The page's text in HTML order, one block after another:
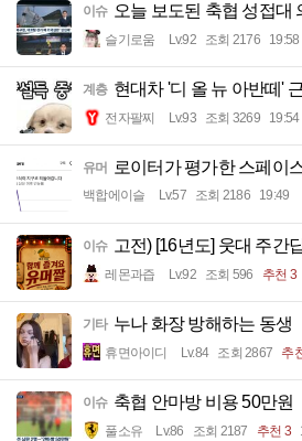
이슈 오늘 보도된 축협 성접대
슬기로움 Lv.92 조회 2176 19:58
계층 현대차 '디 올 뉴 아반떼'
전자팔찌 Lv.93 조회 3269 19:54
유머 로이터가 평가한 스페이
백합에이슬 Lv.57 조회 2186 19:49
이슈 고전) [16년도] 웃대 주간
레몬과즙 Lv.92 조회 596 추천 3
기타 누나 화장 방해하는 동생
휴면아이디 Lv.84 조회 2867 추
이슈 축협 안마방 비용 50만원
풀소유 Lv.86 조회 2187 추천 3